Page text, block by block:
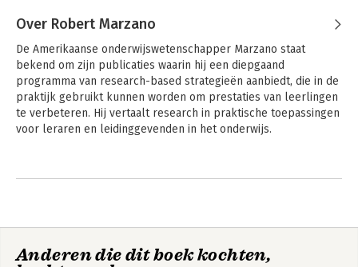
Over Robert Marzano
De Amerikaanse onderwijswetenschapper Marzano staat
bekend om zijn publicaties waarin hij een diepgaand
programma van research-based strategieën aanbiedt, die in de
praktijk gebruikt kunnen worden om prestaties van leerlingen
te verbeteren. Hij vertaalt research in praktische toepassingen
voor leraren en leidinggevenden in het onderwijs.
Andere boeken door Robert
Anderen die dit boek kochten,